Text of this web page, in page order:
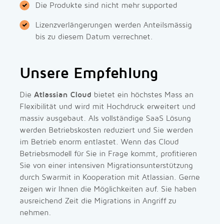
Die Produkte sind nicht mehr supported
Lizenzverlängerungen werden Anteilsmässig
bis zu diesem Datum verrechnet.
Unsere Empfehlung
Die Atlassian Cloud bietet ein höchstes Mass an
Flexibilität und wird mit Hochdruck erweitert und
massiv ausgebaut. Als vollständige SaaS Lösung
werden Betriebskosten reduziert und Sie werden
im Betrieb enorm entlastet. Wenn das Cloud
Betriebsmodell für Sie in Frage kommt, profitieren
Sie von einer intensiven Migrationsunterstützung
durch Swarmit in Kooperation mit Atlassian. Gerne
zeigen wir Ihnen die Möglichkeiten auf. Sie haben
ausreichend Zeit die Migrations in Angriff zu
nehmen.